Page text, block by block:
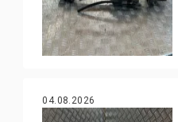
04.08.2026